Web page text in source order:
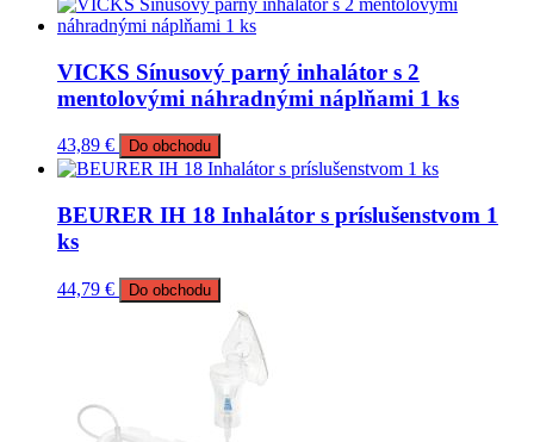
VICKS Sínusový parný inhalátor s 2
mentolovými náhradnými náplňami 1 ks
43,89 € Do obchodu
BEURER IH 18 Inhalátor s príslušenstvom 1
ks
44,79 € Do obchodu